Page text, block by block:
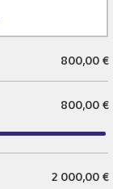
800,00 €
800,00 €
2 000,00 €